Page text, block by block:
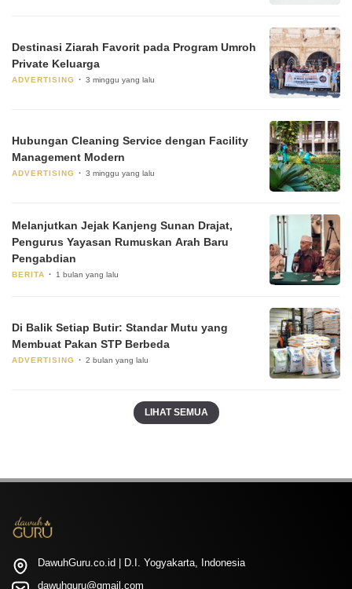
Destinasi Ziarah Favorit pada Program Umroh
Private Keluarga
ADVERTISING 3 minggu yang lalu
Hubungan Cleaning Service dengan Facility
Management Modern
ADVERTISING 3 minggu yang lalu
Melanjutkan Jejak Kanjeng Sunan Drajat,
Pengurus Yayasan Rumuskan Arah Baru
Pengabdian
BERITA 1 bulan yang lalu
Di Balik Setiap Butir: Standar Mutu yang
Membuat Pakan STP Berbeda
ADVERTISING 2 bulan yang lalu
LIHAT SEMUA
DawuhGuru.co.id | D.I. Yogyakarta, Indonesia
dawuhguru@gmail.com